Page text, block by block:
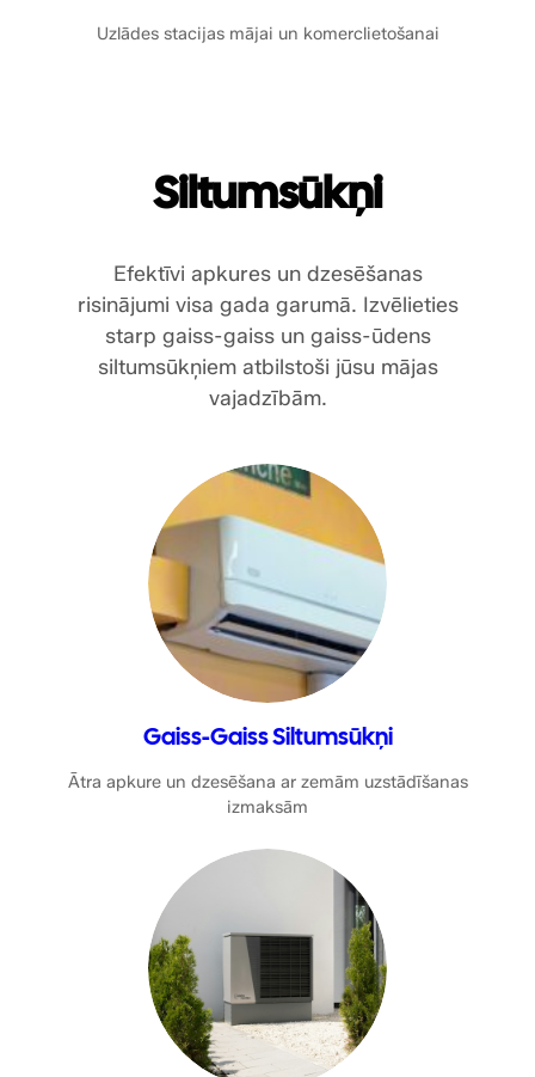
Uzlādes stacijas mājai un komerclietošanai
Siltumsūkņi
Efektīvi apkures un dzesēšanas
risinājumi visa gada garumā. Izvēlieties
starp gaiss-gaiss un gaiss-ūdens
siltumsūkņiem atbilstoši jūsu mājas
vajadzībām.
Gaiss-Gaiss Siltumsūkņi
Ātra apkure un dzesēšana ar zemām uzstādīšanas
izmaksām